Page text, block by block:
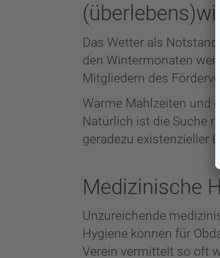
Das Wetter als
den Wintermonaten
Mitgliedern des
Warme Mahlzeiten und
Natürlich ist die Suche
geradezu existenzieller
Medizinische
Unzureichende
Hygiene können für
Verein vermittelt so oft